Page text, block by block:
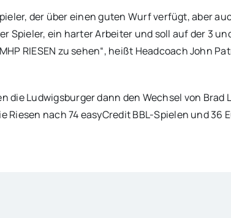
der über einen guten Wurf verfügt, aber
Spieler, ein harter Arbeiter und soll auf der 3
RIESEN zu sehen“, heißt Headcoach John
die Ludwigsburger dann den Wechsel von Brad
Riesen nach 74 easyCredit BBL-Spielen und 36